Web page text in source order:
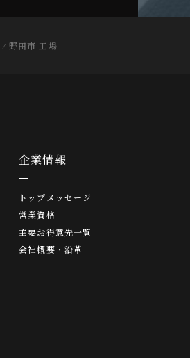
⁄ 野田市 工場
企業情報
トップメッセージ
営業資格
主要お得意先一覧
会社概要・沿革